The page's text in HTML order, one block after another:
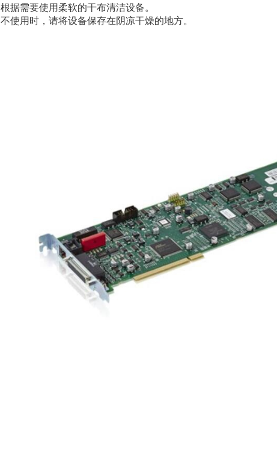
根据需要使用柔软的干布清洁设备。
不使用时，请将设备保存在阴凉干燥的地方。